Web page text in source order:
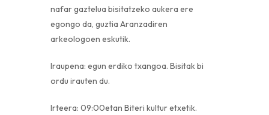
nafar gaztelua bisitatzeko aukera ere
egongo da, guztia Aranzadiren
arkeologoen eskutik.
Iraupena: egun erdiko txangoa. Bisitak bi
ordu irauten du.
Irteera: 09:00etan Biteri kultur etxetik.